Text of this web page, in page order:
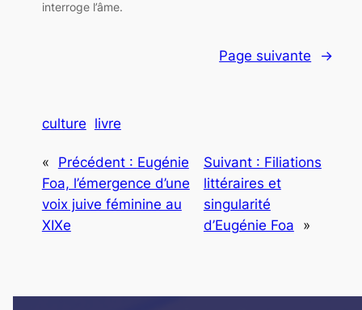
interroge l’âme.
Page suivante →
culture livre
« Précédent : Eugénie
Foa, l’émergence d’une
voix juive féminine au
XIXe
Suivant : Filiations
littéraires et
singularité
d’Eugénie Foa
»